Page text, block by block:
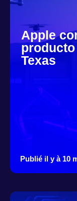
Apple
Texas
Publié il y à 10